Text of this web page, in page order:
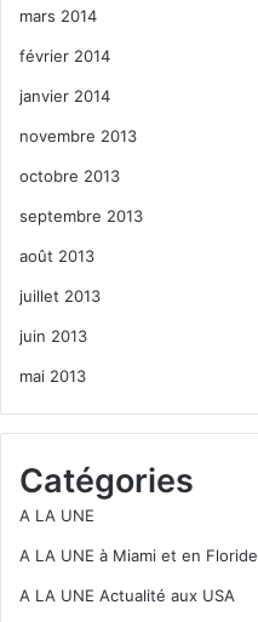
mars 2014
février 2014
janvier 2014
novembre 2013
octobre 2013
septembre 2013
août 2013
juillet 2013
juin 2013
mai 2013
Catégories
A LA UNE
A LA UNE à Miami et en Floride
A LA UNE Actualité aux USA